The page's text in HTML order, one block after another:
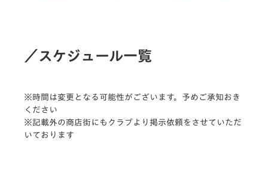
／スケジュール一覧
※時間は変更となる可能性がございます。予めご承知おき
ください
※記載外の商店街にもクラブより掲示依頼をさせていただ
いております